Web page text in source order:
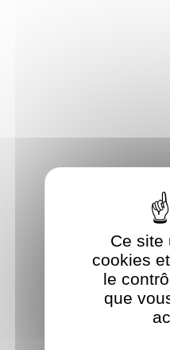
Ce site
cookies
le
que